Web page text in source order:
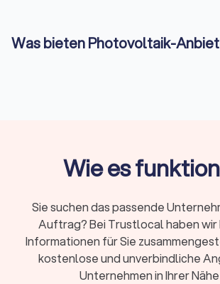
Was bieten Photovoltaik-
zugeschnitten sind. Von der ersten
bis hin zur Inbetriebnahme kümmern sich
effizient und zuverlässig funktioniert.
Vorteile einer
Photovoltaik bezeichnet die direkte
Wie es
Sie suchen das passende
Auftrag? Bei Trustlocal haben
Informationen für Sie
kostenlose und unverbindliche
Unternehmen in Ihrer